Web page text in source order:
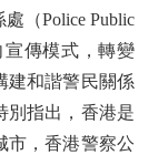
（Police Public
宣傳模式，轉變
建和諧警民關係
別指出，香港是
市，香港警察公